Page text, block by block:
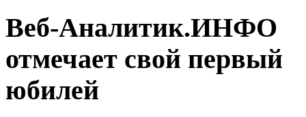
Веб-Аналитик.ИНФО
отмечает свой первый
юбилей